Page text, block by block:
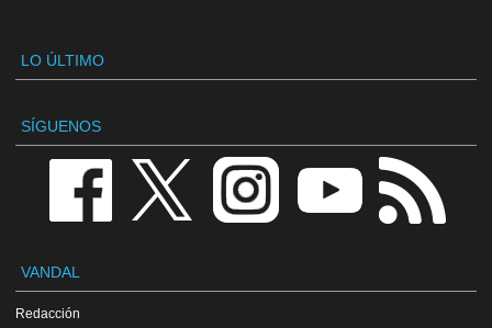
LO ÚLTIMO
SÍGUENOS
VANDAL
Redacción